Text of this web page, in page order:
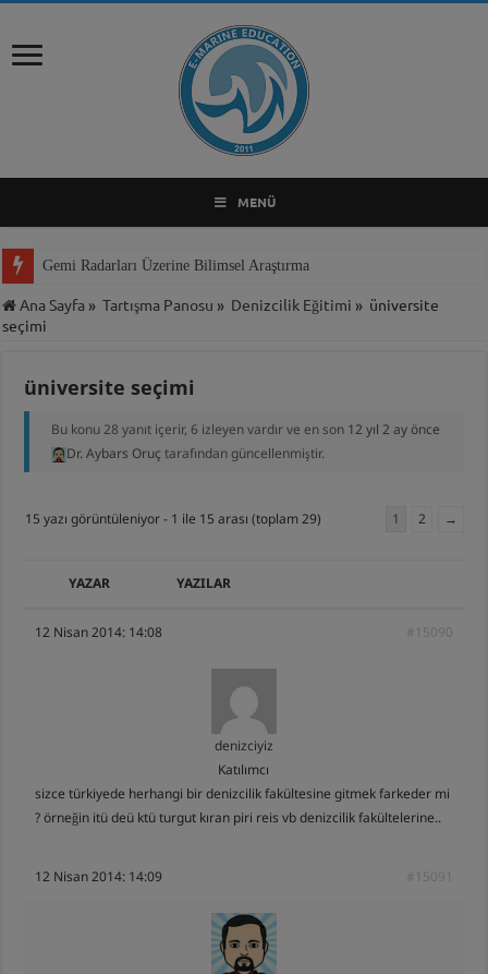
MENÜ
Gemi Radarları Üzerine Bilimsel Araştırma
Ana Sayfa » Tartışma Panosu » Denizcilik Eğitimi » üniversite
seçimi
üniversite seçimi
Bu konu 28 yanıt içerir, 6 izleyen vardır ve en son 12 yıl 2 ay önce
Dr. Aybars Oruç tarafından güncellenmiştir.
15 yazı görüntüleniyor - 1 ile 15 arası (toplam 29) 1 2 →
YAZAR YAZILAR
12 Nisan 2014: 14:08 #15090
denizciyiz
Katılımcı
sizce türkiyede herhangi bir denizcilik fakültesine gitmek farkeder mi
? örneğin itü deü ktü turgut kıran piri reis vb denizcilik fakültelerine..
12 Nisan 2014: 14:09 #15091